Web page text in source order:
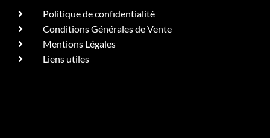
Politique de confidentialité
Conditions Générales de Vente
Mentions Légales
Liens utiles